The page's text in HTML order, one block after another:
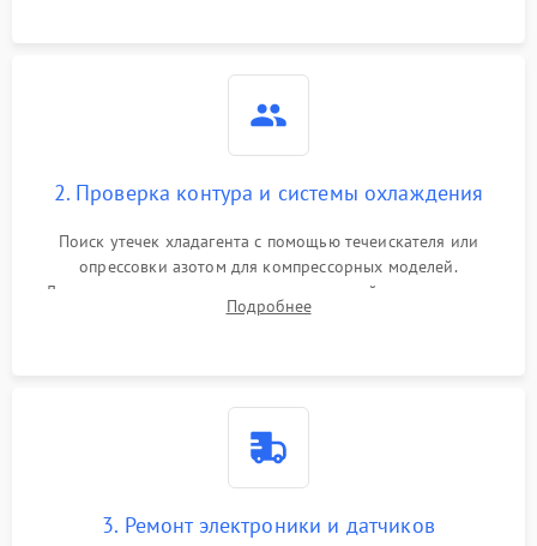
2. Проверка контура и системы охлаждения
Поиск утечек хладагента с помощью течеискателя или
опрессовки азотом для компрессорных моделей.
Диагностика термоэлектрических модулей, радиаторов и
кулеров на предмет перегрева или выхода из строя.
Подробнее
3. Ремонт электроники и датчиков